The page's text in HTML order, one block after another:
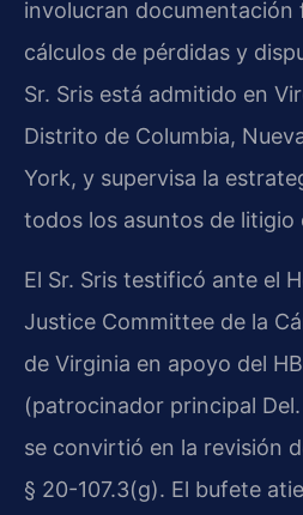
involucran documentación
cálculos de pérdidas y
Sr. Sris está admitido en
Distrito de Columbia,
York, y supervisa la
todos los asuntos de litigio
El Sr. Sris testificó ante el
Justice Committee de la
de Virginia en apoyo del
(patrocinador principal
se convirtió en la revisión
§ 20-107.3(g). El bufete